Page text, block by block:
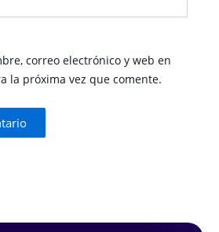
correo electrónico y web en
la próxima vez que comente.